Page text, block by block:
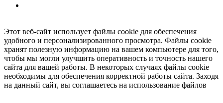
Этот веб-сайт использует файлы cookie для обеспечения
удобного и персонализированного просмотра. Файлы cookie
хранят полезную информацию на вашем компьютере для того,
чтобы мы могли улучшить оперативность и точность нашего
сайта для вашей работы. В некоторых случаях файлы cookie
необходимы для обеспечения корректной работы сайта. Заходя
на данный сайт, вы соглашаетесь на использование файлов